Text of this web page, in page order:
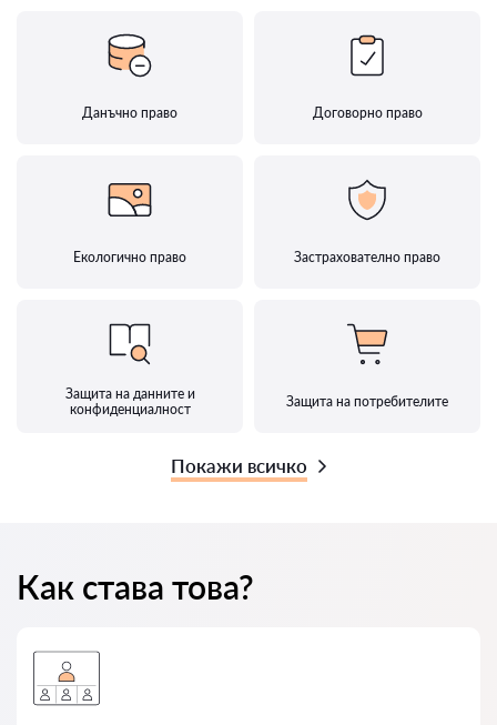
Данъчно право Договорно право
Екологично право Застрахователно право
Защита на данните и
конфиденциалност
Защита на потребителите
Покажи всичко
Как става това?